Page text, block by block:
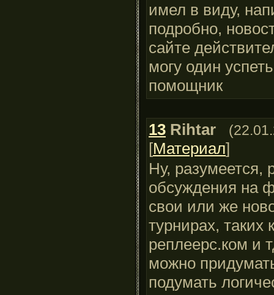
имел в виду,
подробно,
сайте
могу один
помощник
13 Rihtar
[Материал]
Ну, разумеется,
обсуждения на
свои или же
турнирах, таких
реплеерс.ком и
можно
подумать